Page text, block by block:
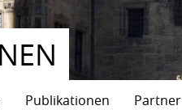
Publikationen Partner